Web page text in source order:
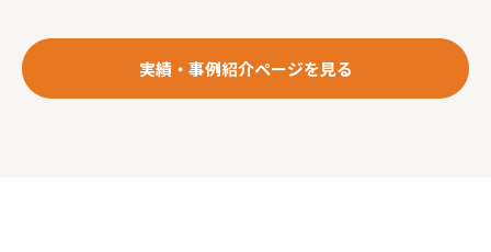
実績・事例紹介ページを見る